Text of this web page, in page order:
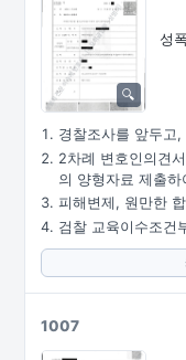
성
경찰조사를 앞두고
2차례 변호인의견
의 양형자료 제출하
피해변제, 원만한
검찰 교육이수조건
1007